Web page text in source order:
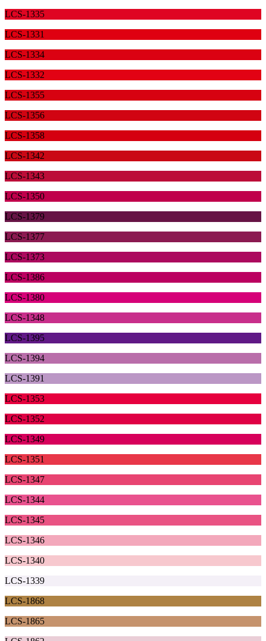
LCS-1335
LCS-1331
LCS-1334
LCS-1332
LCS-1355
LCS-1356
LCS-1358
LCS-1342
LCS-1343
LCS-1350
LCS-1379
LCS-1377
LCS-1373
LCS-1386
LCS-1380
LCS-1348
LCS-1395
LCS-1394
LCS-1391
LCS-1353
LCS-1352
LCS-1349
LCS-1351
LCS-1347
LCS-1344
LCS-1345
LCS-1346
LCS-1340
LCS-1339
LCS-1868
LCS-1865